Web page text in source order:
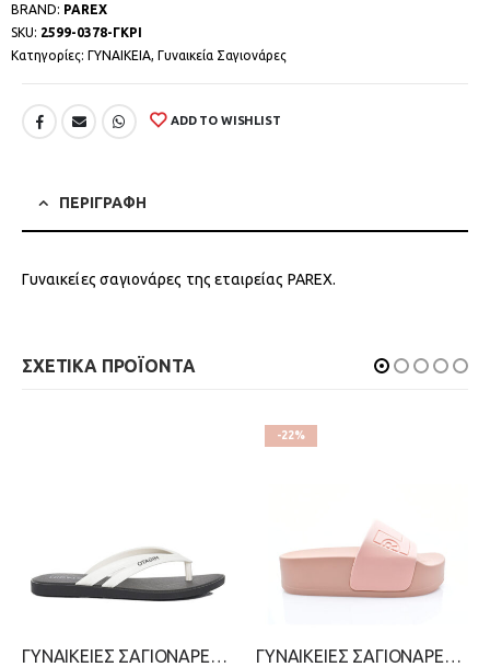
BRAND: PAREX
SKU: 2599-0378-ΓΚΡΙ
Κατηγορίες: ΓΥΝΑΙΚΕΙΑ, Γυναικεία Σαγιονάρες
ADD TO WISHLIST
ΠΕΡΙΓΡΑΦΗ
Γυναικείες σαγιονάρες της εταιρείας PAREX.
ΣΧΕΤΙΚΑ ΠΡΟΪΟΝΤΑ
ΓΥΝΑΙΚΕΙΕΣ ΣΑΓΙΟΝΑΡΕΣ-MIGATO-2199-0411-ΛΕΥΚΟ
-22%
ΓΥΝΑΙΚΕΙΕΣ ΣΑΓΙΟΝΑΡΕΣ-LEVIS-2199-0332-ΡΟΖ